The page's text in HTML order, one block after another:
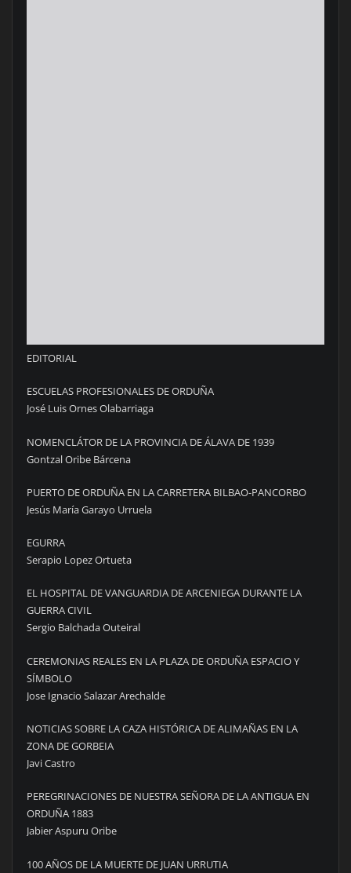
EDITORIAL
ESCUELAS PROFESIONALES DE ORDUÑA
José Luis Ornes Olabarriaga
NOMENCLÁTOR DE LA PROVINCIA DE ÁLAVA DE 1939
Gontzal Oribe Bárcena
PUERTO DE ORDUÑA EN LA CARRETERA BILBAO-PANCORBO
Jesús María Garayo Urruela
EGURRA
Serapio Lopez Ortueta
EL HOSPITAL DE VANGUARDIA DE ARCENIEGA DURANTE LA
GUERRA CIVIL
Sergio Balchada Outeiral
CEREMONIAS REALES EN LA PLAZA DE ORDUÑA ESPACIO Y
SÍMBOLO
Jose Ignacio Salazar Arechalde
NOTICIAS SOBRE LA CAZA HISTÓRICA DE ALIMAÑAS EN LA
ZONA DE GORBEIA
Javi Castro
PEREGRINACIONES DE NUESTRA SEÑORA DE LA ANTIGUA EN
ORDUÑA 1883
Jabier Aspuru Oribe
100 AÑOS DE LA MUERTE DE JUAN URRUTIA